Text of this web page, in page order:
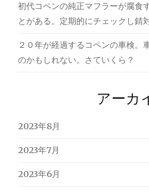
初代コペンの純正マフラーが腐食
とがある。定期的にチェックし錆
２０年が経過するコペンの車検。
のかもしれない。さていくら？
アーカ
2023年8月
2023年7月
2023年6月